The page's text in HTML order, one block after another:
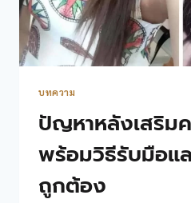
บทความ
ปัญหาหลังเสริม
พร้อมวิธีรับมือแ
ถูกต้อง